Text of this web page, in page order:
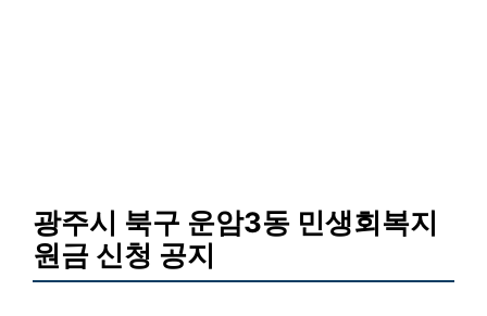
광주시 북구 운암3동 민생회복지
원금 신청 공지